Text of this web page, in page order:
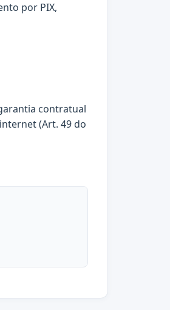
por PIX,
contratual
(Art. 49 do